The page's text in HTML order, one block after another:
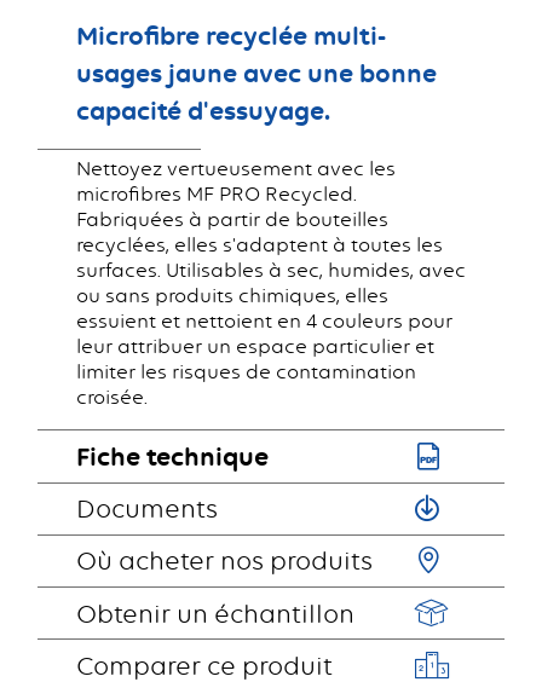
Microfibre recyclée multi-
usages jaune avec une bonne
capacité d'essuyage.
Nettoyez vertueusement avec les
microfibres MF PRO Recycled.
Fabriquées à partir de bouteilles
recyclées, elles s'adaptent à toutes les
surfaces. Utilisables à sec, humides, avec
ou sans produits chimiques, elles
essuient et nettoient en 4 couleurs pour
leur attribuer un espace particulier et
limiter les risques de contamination
croisée.
Fiche technique
Documents
Où acheter nos produits
Obtenir un échantillon
Comparer ce produit